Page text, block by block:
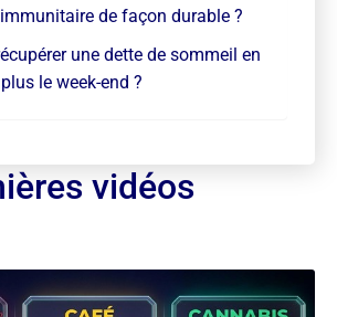
de façon durable ?
une dette de sommeil en
le week-end ?
vidéos